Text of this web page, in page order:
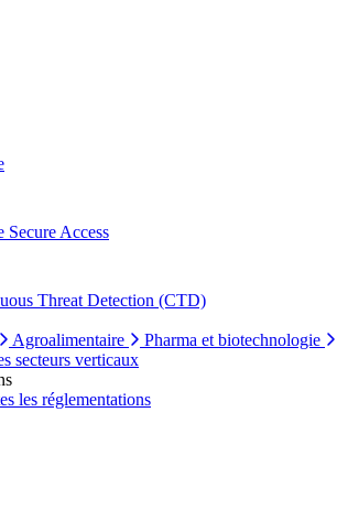
Access
Threat Detection (CTD)
Agroalimentaire
Pharma et biotechnologie
secteurs verticaux
les réglementations